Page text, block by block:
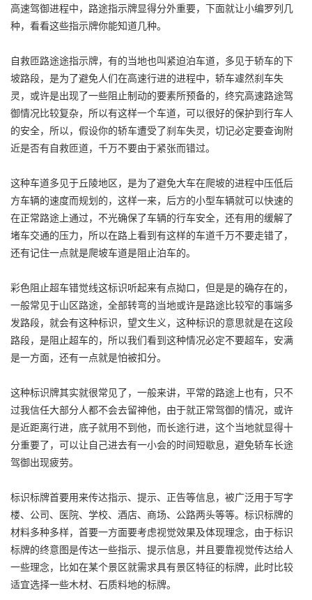
高速驾御进程中，路途指示牌显得分外重要，下面就让小编罗列几
种，看看这些指示牌你能知道几种。
自救匝路途途指示牌，有的当地也叫紧迫泊车道，多见于轿车的下
坡路段，是为了避免人们在高速行进的进程中，轿车遽然刹车失
灵，或许是出现了一些阻止制动的要素所预备的，终究高速路途驾
御情况比较复杂，所以有这样一个车道，可以很好的保护到行车人
的安全，所以，假设你的轿车遭受了刹车失灵，切记必定要查询附
近是否有自救匝道，千万不要由于紧张而错过。
这种车道多见于丘陵地区，是为了避免大车在爬坡的进程中压低后
方车辆的速度而规划的，这样一来，后方的小型车辆就可以快速的
在正常路途上通过，不光确保了车辆的行车安全，还有用的缓解了
堵车交通的压力，所以在路上看到有这样的车道千万不要走错了，
还有记住一点就是爬坡车道是阻止泊车的。
彩色阻止超车错觉线这标识听起来有点拗口，但是是的确存在的，
一般常见于山区路途，全部转弯的当地或许是路途比较窄的事端多
发路段，就会有这种标识，望文生义，这种标识的意思就是在这段
路段，是阻止超车的，所以我们看到这种情况必定不要超车，安满
是一方面，还有一点就是怕被扣分。
这种标识牌其实就很常见了，一般来讲，平常的路途上也有，只不
过我信任大部分人都不会去留神他，由于就正常驾御的情况，或许
是近距离行进，底子就用不到他，而长途行进，这个当地就显得十
分重要了，可以让自己进去有一小会的时间短歇息，避免轿车长途
驾御出现疲劳。
标识标牌首要用来传达指示、提示、正告等信息，被广泛用于写字
楼、公司、医院、学校、酒店、商场、公路两头等等。标识标牌的
材料多种多样，首要一方面要考虑视觉效果及体现理念，由于标识
标牌的终意图是传达一些指示、提示信息，并且要靠视觉传达给人
一些理念，比如在某个景区就需求具有景区特征的标牌，此时比较
适宜选择一些木材、石质料地的标牌。